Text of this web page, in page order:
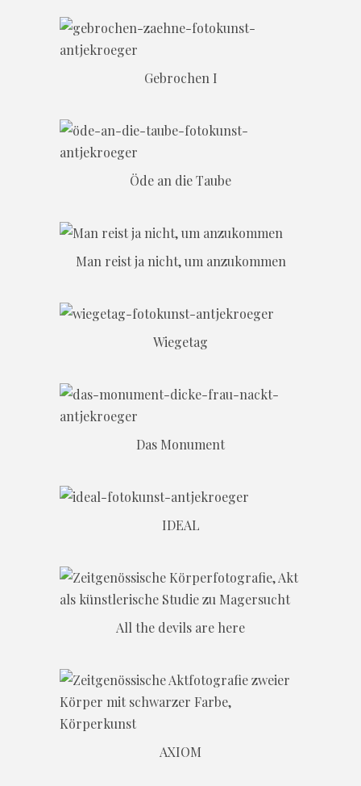
Gebrochen I
Öde an die Taube
Man reist ja nicht, um anzukommen
Wiegetag
Das Monument
IDEAL
All the devils are here
AXIOM